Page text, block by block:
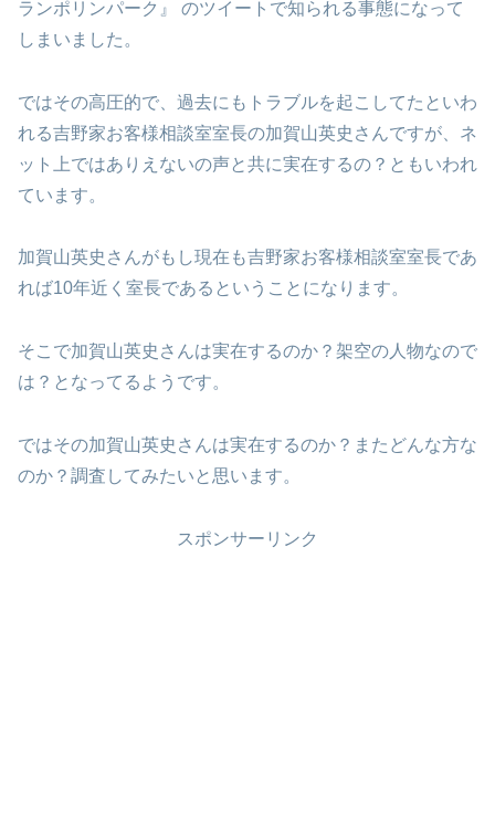
ランポリンパーク』 のツイートで知られる事態になって
しまいました。
ではその高圧的で、過去にもトラブルを起こしてたといわ
れる吉野家お客様相談室室長の加賀山英史さんですが、ネ
ット上ではありえないの声と共に実在するの？ともいわれ
ています。
加賀山英史さんがもし現在も吉野家お客様相談室室長であ
れば10年近く室長であるということになります。
そこで加賀山英史さんは実在するのか？架空の人物なので
は？となってるようです。
ではその加賀山英史さんは実在するのか？またどんな方な
のか？調査してみたいと思います。
スポンサーリンク